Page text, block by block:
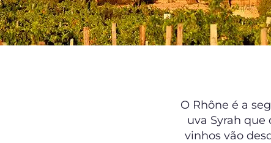
O Rhône é a
uva Syrah que
vinhos vão